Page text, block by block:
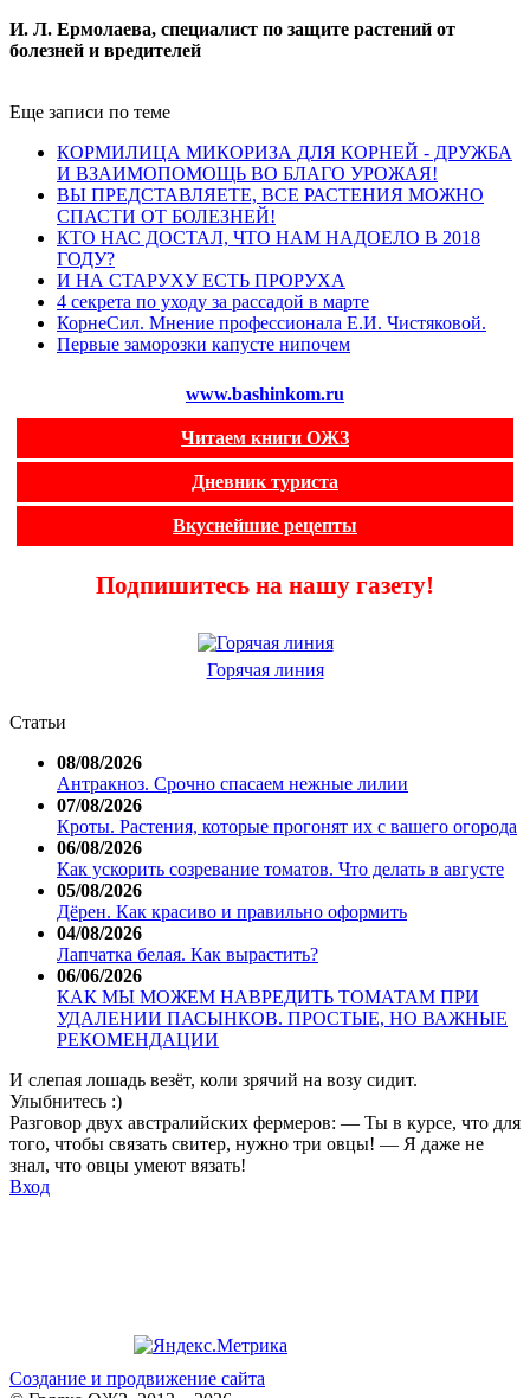
И. Л. Ермолаева, специалист по защите растений от
болезней и вредителей
Еще записи по теме
КОРМИЛИЦА МИКОРИЗА ДЛЯ КОРНЕЙ - ДРУЖБА
И ВЗАИМОПОМОЩЬ ВО БЛАГО УРОЖАЯ!
ВЫ ПРЕДСТАВЛЯЕТЕ, ВСЕ РАСТЕНИЯ МОЖНО
СПАСТИ ОТ БОЛЕЗНЕЙ!
КТО НАС ДОСТАЛ, ЧТО НАМ НАДОЕЛО В 2018
ГОДУ?
И НА СТАРУХУ ЕСТЬ ПРОРУХА
4 секрета по уходу за рассадой в марте
КорнеСил. Мнение профессионала Е.И. Чистяковой.
Первые заморозки капусте нипочем
www.bashinkom.ru
Читаем книги ОЖЗ
Дневник туриста
Вкуснейшие рецепты
Подпишитесь на нашу газету!
Горячая линия
Статьи
08/08/2026
Антракноз. Срочно спасаем нежные лилии
07/08/2026
Кроты. Растения, которые прогонят их с вашего огорода
06/08/2026
Как ускорить созревание томатов. Что делать в августе
05/08/2026
Дёрен. Как красиво и правильно оформить
04/08/2026
Лапчатка белая. Как вырастить?
06/06/2026
КАК МЫ МОЖЕМ НАВРЕДИТЬ ТОМАТАМ ПРИ
УДАЛЕНИИ ПАСЫНКОВ. ПРОСТЫЕ, НО ВАЖНЫЕ
РЕКОМЕНДАЦИИ
И слепая лошадь везёт, коли зрячий на возу сидит.
Улыбнитесь :)
Разговор двух австралийских фермеров: — Ты в курсе, что для
того, чтобы связать свитер, нужно три овцы! — Я даже не
знал, что овцы умеют вязать!
Вход
Создание и продвижение сайта